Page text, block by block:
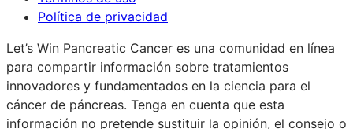
Política de privacidad
Let’s Win Pancreatic Cancer es una comunidad en línea
para compartir información sobre tratamientos
innovadores y fundamentados en la ciencia para el
cáncer de páncreas. Tenga en cuenta que esta
información no pretende sustituir la opinión, el consejo o